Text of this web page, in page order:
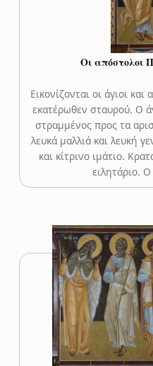
Οι απόστολοι
Εικονίζονται οι άγιοι
εκατέρωθεν σταυρού. Ο
στραμμένος προς τα
λευκά μαλλιά και λευκή
και κίτρινο ιμάτιο.
ειλητάριο.